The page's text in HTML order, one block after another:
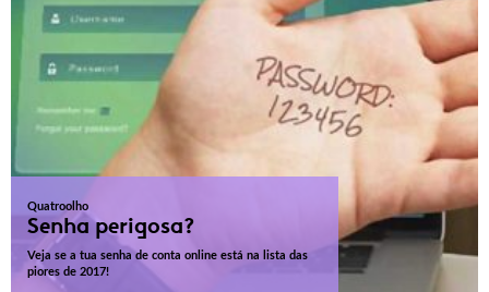
Quatroolho
Senha perigosa?
Veja se a tua senha de conta online está na lista das
piores de 2017!